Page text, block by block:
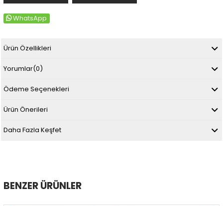
WhatsApp
Ürün Özellikleri
Yorumlar(0)
Ödeme Seçenekleri
Ürün Önerileri
Daha Fazla Keşfet
BENZER ÜRÜNLER